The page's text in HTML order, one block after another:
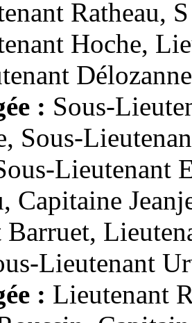
Ratheau,
Hoche,
: Sous-
Sous-
Lieutenant
Capitaine
Lieutenant
: Lieutenant